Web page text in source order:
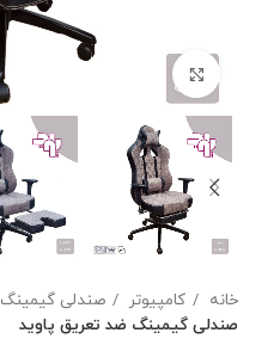
خانه کامپیوتر
صندلی گیمینگ
صندلی گیمینگ ضد تعریق پاوید